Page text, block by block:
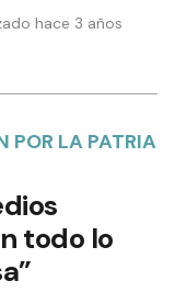
hace 3 años
POR LA PATRIA
todo lo